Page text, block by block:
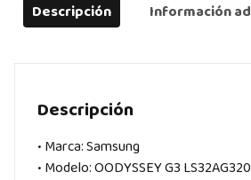
Descripción Información
Descripción
• Marca: Samsung
• Modelo: OODYSSEY G3